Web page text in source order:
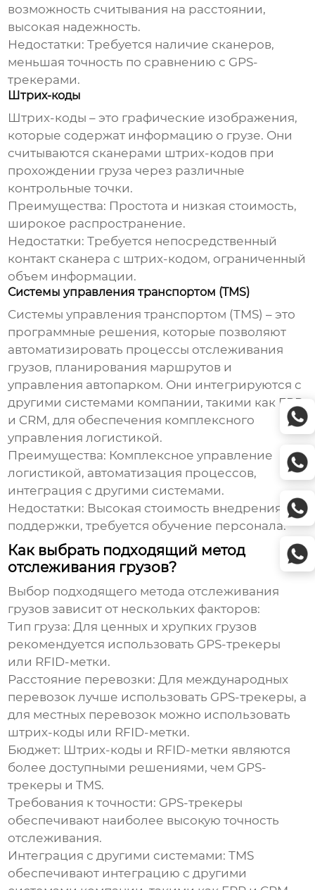
возможность считывания на расстоянии,
высокая надежность.
Недостатки: Требуется наличие сканеров,
меньшая точность по сравнению с GPS-
трекерами.
Штрих-коды
Штрих-коды – это графические изображения,
которые содержат информацию о грузе. Они
считываются сканерами штрих-кодов при
прохождении груза через различные
контрольные точки.
Преимущества: Простота и низкая стоимость,
широкое распространение.
Недостатки: Требуется непосредственный
контакт сканера с штрих-кодом, ограниченный
объем информации.
Системы управления транспортом (TMS)
Системы управления транспортом (TMS) – это
программные решения, которые позволяют
автоматизировать процессы отслеживания
грузов, планирования маршрутов и
управления автопарком. Они интегрируются с
другими системами компании, такими как ERP
и CRM, для обеспечения комплексного
управления логистикой.
Преимущества: Комплексное управление
логистикой, автоматизация процессов,
интеграция с другими системами.
Недостатки: Высокая стоимость внедрения и
поддержки, требуется обучение персонала.
Как выбрать подходящий метод
отслеживания грузов?
Выбор подходящего метода отслеживания
грузов зависит от нескольких факторов:
Тип груза: Для ценных и хрупких грузов
рекомендуется использовать GPS-трекеры
или RFID-метки.
Расстояние перевозки: Для международных
перевозок лучше использовать GPS-трекеры, а
для местных перевозок можно использовать
штрих-коды или RFID-метки.
Бюджет: Штрих-коды и RFID-метки являются
более доступными решениями, чем GPS-
трекеры и TMS.
Требования к точности: GPS-трекеры
обеспечивают наиболее высокую точность
отслеживания.
Интеграция с другими системами: TMS
обеспечивают интеграцию с другими